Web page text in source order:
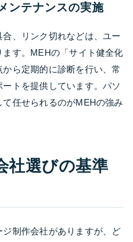
ンテナンスの実施
、リンク切れなどは、ユー
す。MEHの「サイト健全化
ら定期的に診断を行い、常
トを提供しています。パソ
任せられるのがMEHの強み
社選びの基準
制作会社がありますが、ど